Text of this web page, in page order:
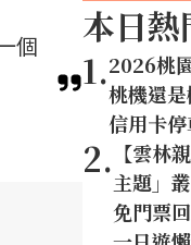
個
本日熱
1.2026桃
桃機還
信用卡停
2. 【雲林
主題」
免門票